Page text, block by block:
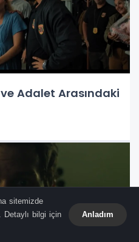
Adalet Arasındaki
sitemizde
Detaylı bilgi için
Anladım